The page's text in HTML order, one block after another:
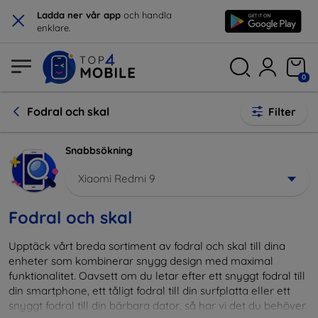
× Ladda ner vår app och handla
enklare.
0
Fodral och skal Filter
Snabbsökning
Xiaomi Redmi 9
Fodral och skal
Upptäck vårt breda sortiment av fodral och skal till dina
enheter som kombinerar snygg design med maximal
funktionalitet. Oavsett om du letar efter ett snyggt fodral till
din smartphone, ett tåligt fodral till din surfplatta eller ett
snyggt fodral till din bärbara dator, så har vi det du behöver.